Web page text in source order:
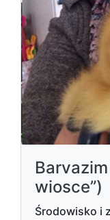
wiosce”)
Środowisko i